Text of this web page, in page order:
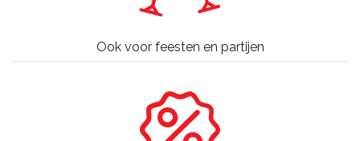
Ook voor feesten en partijen